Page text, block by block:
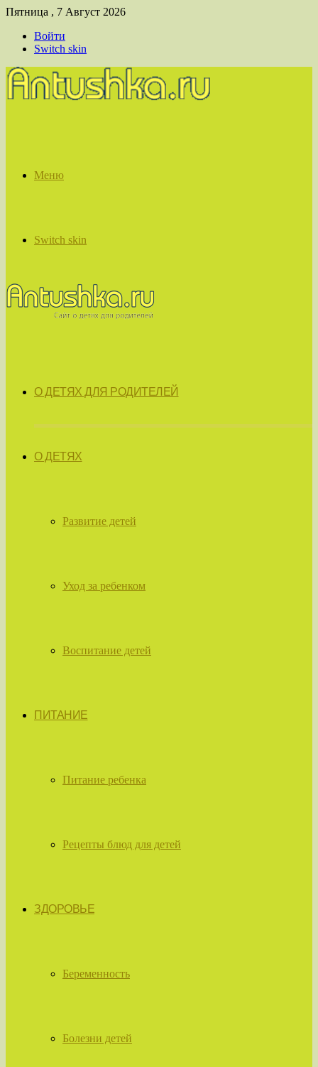
Пятница , 7 Август 2026
Войти
Switch skin
Меню
Switch skin
О ДЕТЯХ ДЛЯ РОДИТЕЛЕЙ
О ДЕТЯХ
Развитие детей
Уход за ребенком
Воспитание детей
ПИТАНИЕ
Питание ребенка
Рецепты блюд для детей
ЗДОРОВЬЕ
Беременность
Болезни детей